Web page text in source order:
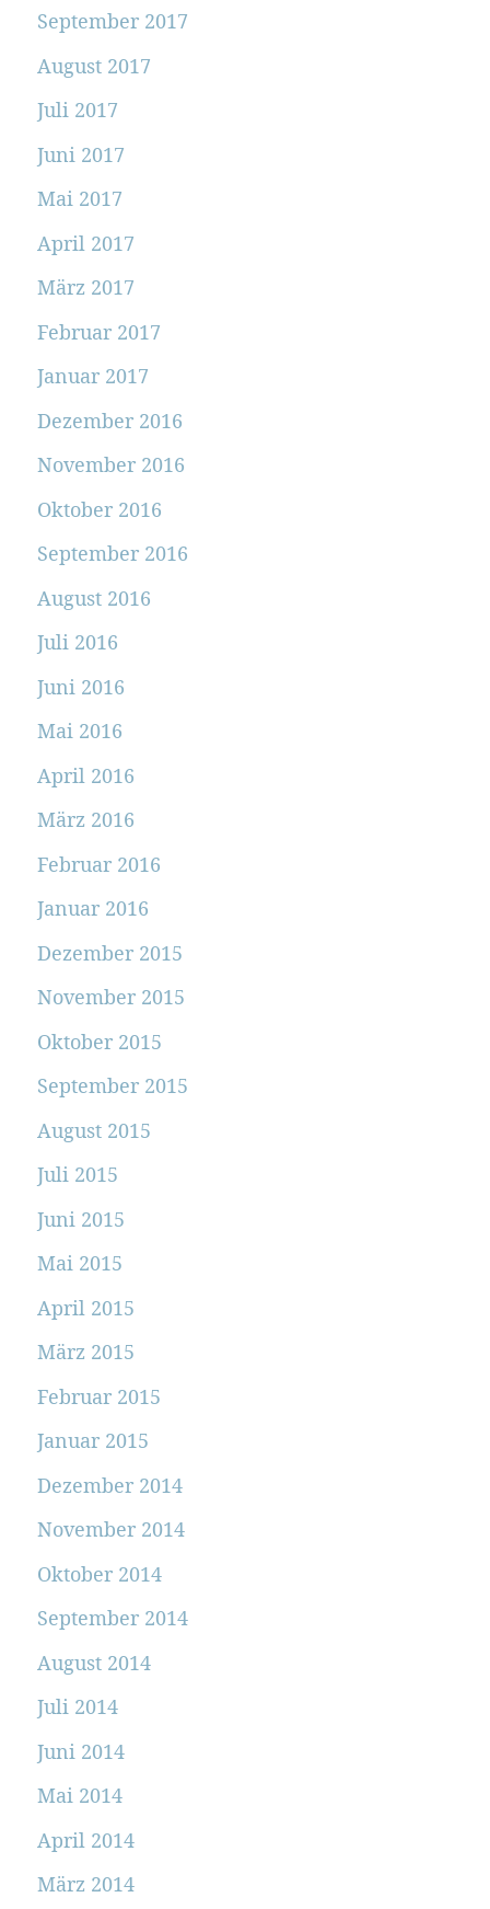
September 2017
August 2017
Juli 2017
Juni 2017
Mai 2017
April 2017
März 2017
Februar 2017
Januar 2017
Dezember 2016
November 2016
Oktober 2016
September 2016
August 2016
Juli 2016
Juni 2016
Mai 2016
April 2016
März 2016
Februar 2016
Januar 2016
Dezember 2015
November 2015
Oktober 2015
September 2015
August 2015
Juli 2015
Juni 2015
Mai 2015
April 2015
März 2015
Februar 2015
Januar 2015
Dezember 2014
November 2014
Oktober 2014
September 2014
August 2014
Juli 2014
Juni 2014
Mai 2014
April 2014
März 2014